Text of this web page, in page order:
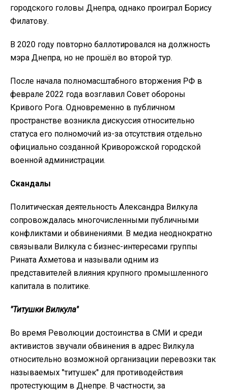
городского головы Днепра, однако проиграл Борису
Филатову.
В 2020 году повторно баллотировался на должность
мэра Днепра, но не прошёл во второй тур.
После начала полномасштабного вторжения РФ в
феврале 2022 года возглавил Совет обороны
Кривого Рога. Одновременно в публичном
пространстве возникла дискуссия относительно
статуса его полномочий из-за отсутствия отдельно
официально созданной Криворожской городской
военной администрации.
Скандалы
Политическая деятельность Александра Вилкула
сопровождалась многочисленными публичными
конфликтами и обвинениями. В медиа неоднократно
связывали Вилкула с бизнес-интересами группы
Рината Ахметова и называли одним из
представителей влияния крупного промышленного
капитала в политике.
"Титушки Вилкула"
Во время Революции достоинства в СМИ и среди
активистов звучали обвинения в адрес Вилкула
относительно возможной организации перевозки так
называемых "титушек" для противодействия
протестующим в Днепре. В частности, за